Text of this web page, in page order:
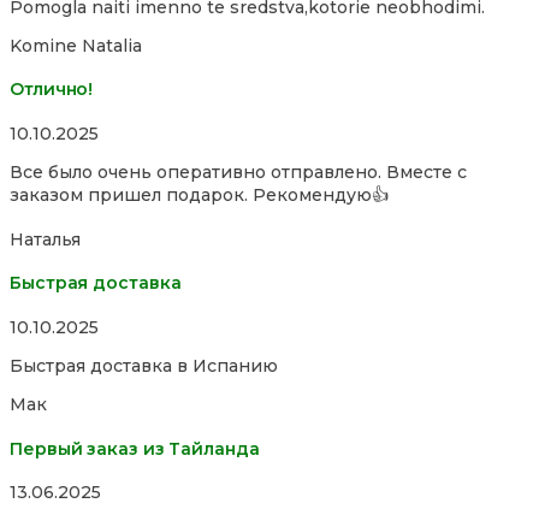
of
Pomogla naiti imenno te sredstva,kotorie neobhodimi.
Komine Natalia
Отлично!
Rated
out
of
10.10.2025
Все было очень оперативно отправлено. Вместе с
заказом пришел подарок. Рекомендую👍
Наталья
Быстрая доставка
Rated
out
5
10.10.2025
Быстрая доставка в Испанию
Мак
Первый заказ из Тайланда
Rated
13.06.2025